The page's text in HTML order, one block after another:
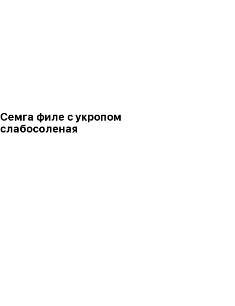
Семга филе с укропом
слабосоленая